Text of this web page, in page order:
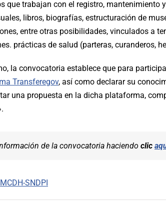
que trabajan con el registro, mantenimiento
libros, biografías, estructuración de
entre otras posibilidades, vinculados a
prácticas de salud (parteras, curanderos,
la convocatoria establece que para
Transferegov, así como declarar su
una propuesta en la dicha plataforma,
de la convocatoria haciendo clic
MCDH-SNDPI